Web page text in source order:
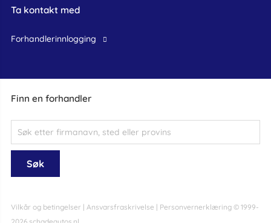
Finn en forhandler
Vilkår og betingelser | Ansvarsfraskrivelse | Personvernerklæring© 1999-
Ta kontakt med
forhandlerinnlogging